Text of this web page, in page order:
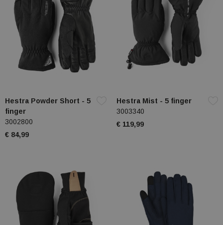
Hestra Powder Short - 5
finger
3002800
€ 84,99
Hestra Mist - 5 finger
3003340
€ 119,99